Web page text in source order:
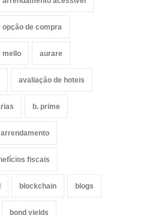
de compra
mello aurare
avaliação de hoteis
b. prime
fiscais
blockchain blogs
bond yields